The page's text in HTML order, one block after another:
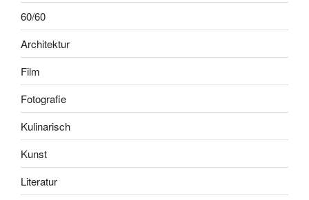
60/60
Architektur
Film
Fotografie
Kulinarisch
Kunst
Literatur